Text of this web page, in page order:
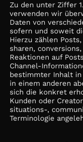
Zu den unter Ziffer
verwenden wir
Daten von
sofern und soweit
Hierzu zählen
sharen,
Reaktionen auf
Channel-
bestimmter Inhalt
in einem anderen
sich die konkret
Kunden oder
situations-,
Terminologie